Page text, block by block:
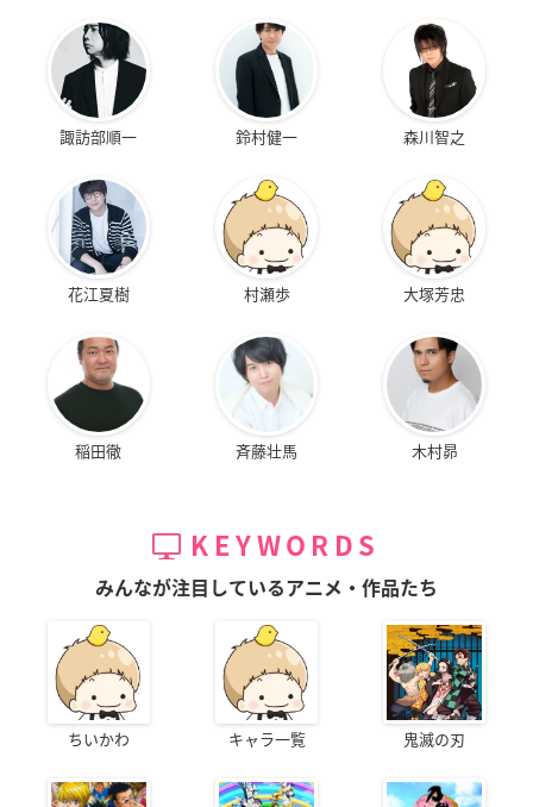
諏訪部順一 鈴村健一 森川智之
花江夏樹 村瀬歩 大塚芳忠
稲田徹 斉藤壮馬 木村昴
KEYWORDS
みんなが注目しているアニメ・作品たち
ちいかわ キャラ一覧 鬼滅の刃